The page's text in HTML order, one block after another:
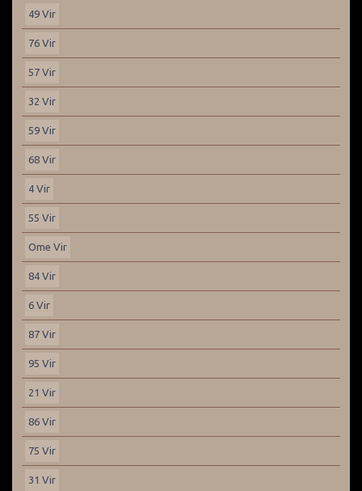
49 Vir
76 Vir
57 Vir
32 Vir
59 Vir
68 Vir
4 Vir
55 Vir
Ome Vir
84 Vir
6 Vir
87 Vir
95 Vir
21 Vir
86 Vir
75 Vir
31 Vir